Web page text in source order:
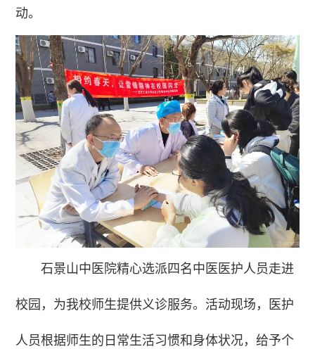
动。
石景山中医院精心选派四名中医医护人员走进
校园，为我校师生提供义诊服务。活动现场，医护
人员根据师生的日常生活习惯和身体状况，给予个